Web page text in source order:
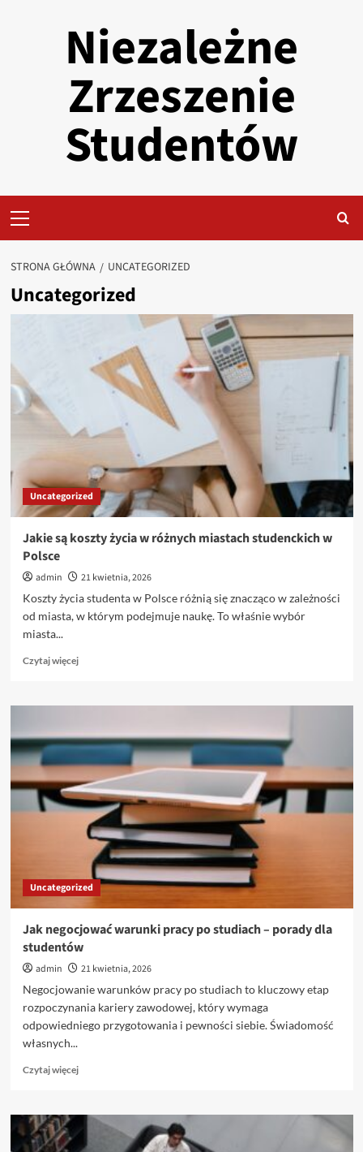
Niezależne
Zrzeszenie
Studentów
Menu
STRONA GŁÓWNA UNCATEGORIZED
Uncategorized
Uncategorized
Jakie są koszty życia w różnych miastach studenckich w
Polsce
admin
21 kwietnia, 2026
Koszty życia studenta w Polsce różnią się znacząco w zależności
od miasta, w którym podejmuje naukę. To właśnie wybór
miasta...
Czytaj więcejDowiedz
o
są
koszty
życia
w
różnych
miastach
studenckich
Polsce
Uncategorized
Jak negocjować warunki pracy po studiach – porady dla
studentów
admin
21 kwietnia, 2026
Negocjowanie warunków pracy po studiach to kluczowy etap
rozpoczynania kariery zawodowej, który wymaga
odpowiedniego przygotowania i pewności siebie. Świadomość
własnych...
Czytaj więcejDowiedz
o
negocjować